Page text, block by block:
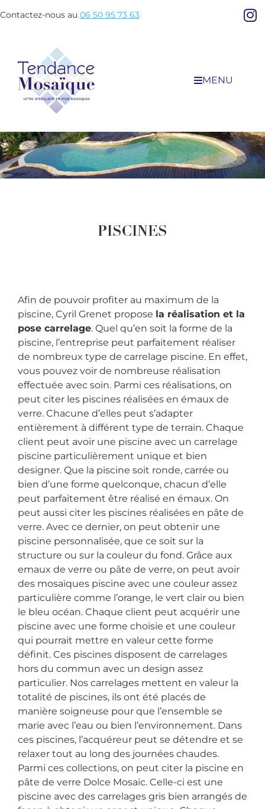
Contactez-nous au 06 50 95 73 63
MENU
PISCINES
Afin de pouvoir profiter au maximum de la
piscine, Cyril Grenet propose la réalisation et la
pose carrelage. Quel qu’en soit la forme de la
piscine, l’entreprise peut parfaitement réaliser
de nombreux type de carrelage piscine. En effet,
vous pouvez voir de nombreuse réalisation
effectuée avec soin. Parmi ces réalisations, on
peut citer les piscines réalisées en émaux de
verre. Chacune d’elles peut s’adapter
entièrement à différent type de terrain. Chaque
client peut avoir une piscine avec un carrelage
piscine particulièrement unique et bien
designer. Que la piscine soit ronde, carrée ou
bien d’une forme quelconque, chacun d’elle
peut parfaitement être réalisé en émaux. On
peut aussi citer les piscines réalisées en pâte de
verre. Avec ce dernier, on peut obtenir une
piscine personnalisée, que ce soit sur la
structure ou sur la couleur du fond. Grâce aux
emaux de verre ou pâte de verre, on peut avoir
des mosaïques piscine avec une couleur assez
particulière comme l’orange, le vert clair ou bien
le bleu océan. Chaque client peut acquérir une
piscine avec une forme choisie et une couleur
qui pourrait mettre en valeur cette forme
définit. Ces piscines disposent de carrelages
hors du commun avec un design assez
particulier. Nos carrelages mettent en valeur la
totalité de piscines, ils ont été placés de
manière soigneuse pour que l’ensemble se
marie avec l’eau ou bien l’environnement. Dans
ces piscines, l’acquéreur peut se détendre et se
relaxer tout au long des journées chaudes.
Parmi ces collections, on peut citer la piscine en
pâte de verre Dolce Mosaic. Celle-ci est une
piscine avec des carrelages gris bien arrangés de